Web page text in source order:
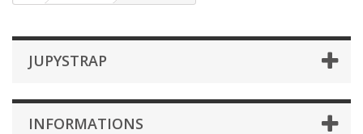
JUPYSTRAP
INFORMATIONS